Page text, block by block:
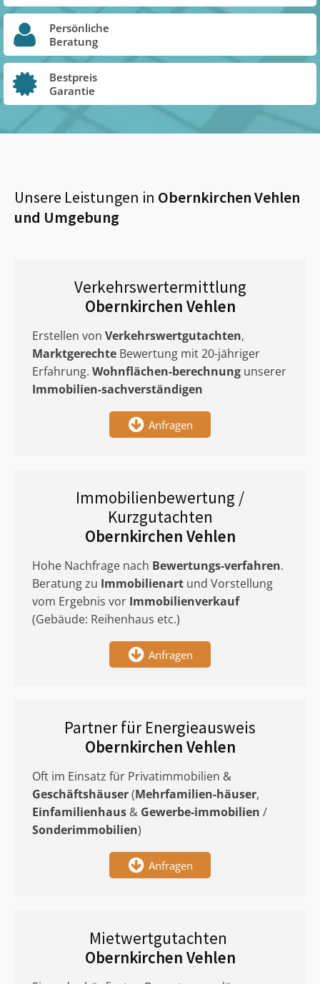
Persönliche
Beratung
Bestpreis
Garantie
Unsere Leistungen in Obernkirchen Vehlen
und Umgebung
Verkehrswertermittlung
Obernkirchen Vehlen
Erstellen von Verkehrswertgutachten,
Marktgerechte Bewertung mit 20-jähriger
Erfahrung. Wohnflächen-berechnung unserer
Immobilien-sachverständigen
Anfragen
Immobilienbewertung /
Kurzgutachten
Obernkirchen Vehlen
Hohe Nachfrage nach Bewertungs-verfahren.
Beratung zu Immobilienart und Vorstellung
vom Ergebnis vor Immobilienverkauf
(Gebäude: Reihenhaus etc.)
Anfragen
Partner für Energieausweis
Obernkirchen Vehlen
Oft im Einsatz für Privatimmobilien &
Geschäftshäuser(Mehrfamilien-häuser,
Einfamilienhaus & Gewerbe-immobilien /
Sonderimmobilien)
Anfragen
Mietwertgutachten
Obernkirchen Vehlen